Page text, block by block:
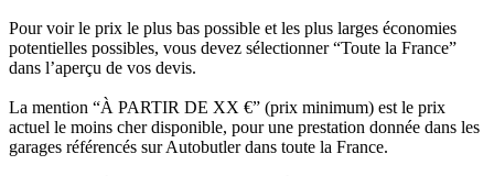
Pour voir le prix le plus bas possible et les plus larges économies
potentielles possibles, vous devez sélectionner “Toute la France”
dans l’aperçu de vos devis.
La mention “À PARTIR DE XX €” (prix minimum) est le prix
actuel le moins cher disponible, pour une prestation donnée dans les
garages référencés sur Autobutler dans toute la France.